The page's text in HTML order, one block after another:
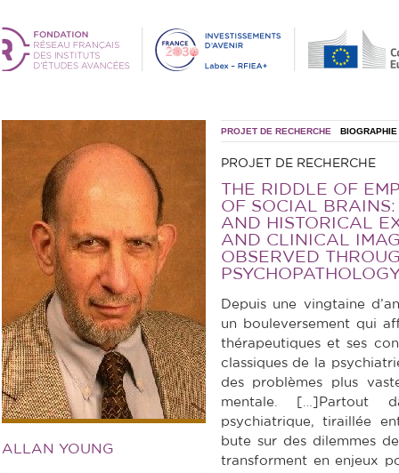
ALLAN YOUNG
PROJET DE RECHERCHE BIOGRAPHIE
PROJET DE RECHERCHE
THE RIDDLE OF
OF SOCIAL
AND HISTORICAL
AND CLINICAL
OBSERVED
Depuis une vingtaine
un bouleversement qui
thérapeutiques et ses
classiques de la
des problèmes plus
mentale. […]Partout
psychiatrique, tiraillée
bute sur des dilemmes
transforment en enjeux